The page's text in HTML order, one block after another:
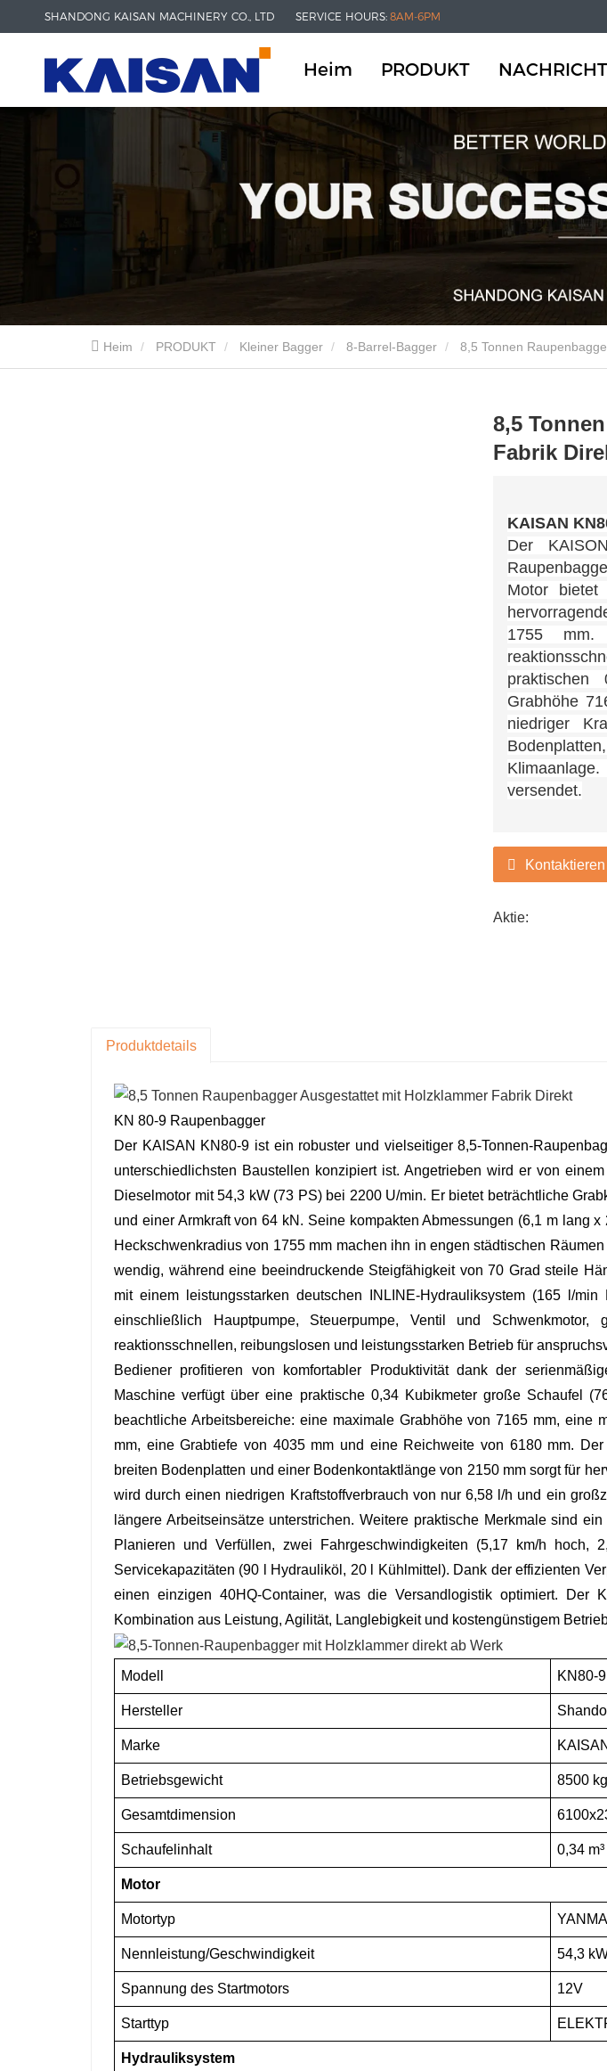
SHANDONG KAISAN MACHINERY CO., LTD SERVICE HOURS: 8AM-6PM
Heim PRODUKT NACHRICHT
Heim PRODUKT Kleiner Bagger 8-Barrel-Bagger 8,5 Tonnen
8,5
Fabrik
KAISAN
Der
Motor bietet
1755 mm.
praktischen
Grabhöhe
niedriger
versendet.
Aktie:
Produktdetails
KN 80-9 Raupenbagger
Der KAISAN KN80-9 ist ein robuster und vielseitiger 8,5-Tonnen-
unterschiedlichsten Baustellen konzipiert ist. Angetrieben wird er von
Dieselmotor mit 54,3 kW (73 PS) bei 2200 U/min. Er bietet beträchtliche
und einer Armkraft von 64 kN. Seine kompakten Abmessungen (6,1 m lang
Heckschwenkradius von 1755 mm machen ihn in engen städtischen
wendig, während eine beeindruckende Steigfähigkeit von 70 Grad steile
mit einem leistungsstarken deutschen INLINE-Hydrauliksystem (165 l/
einschließlich Hauptpumpe, Steuerpumpe, Ventil und Schwenkmotor,
reaktionsschnellen, reibungslosen und leistungsstarken Betrieb für
Bediener profitieren von komfortabler Produktivität dank der
Maschine verfügt über eine praktische 0,34 Kubikmeter große Schaufel
beachtliche Arbeitsbereiche: eine maximale Grabhöhe von 7165 mm, eine
mm, eine Grabtiefe von 4035 mm und eine Reichweite von 6180 mm.
breiten Bodenplatten und einer Bodenkontaktlänge von 2150 mm sorgt für
wird durch einen niedrigen Kraftstoffverbrauch von nur 6,58 l/h und ein
längere Arbeitseinsätze unterstrichen. Weitere praktische Merkmale sind
Planieren und Verfüllen, zwei Fahrgeschwindigkeiten (5,17 km/h hoch,
Servicekapazitäten (90 l Hydrauliköl, 20 l Kühlmittel). Dank der effizienten
einen einzigen 40HQ-Container, was die Versandlogistik optimiert. Der
Kombination aus Leistung, Agilität, Langlebigkeit und kostengünstigem
Modell KN80-9
Hersteller
Marke KAISAN
Betriebsgewicht 8500 kg
Gesamtdimension
Schaufelinhalt 0,34 m³
Motor
Motortyp
Nennleistung/Geschwindigkeit 54,3
Spannung des Startmotors 12V
Starttyp
Hydrauliksystem